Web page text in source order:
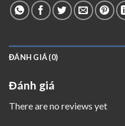
ĐÁNH GIÁ (0)
Đánh giá
There are no reviews yet